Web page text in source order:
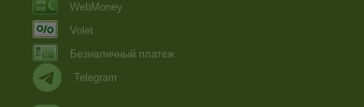
WebMoney
Volet
Безналичный платеж
Telegram